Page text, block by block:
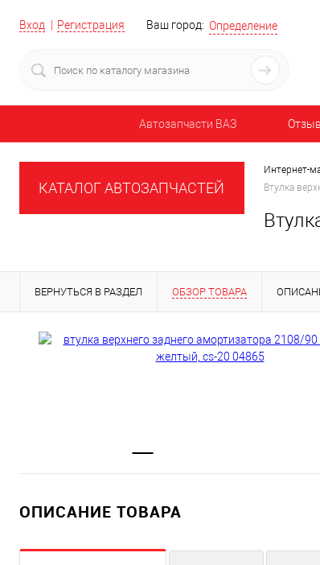
Вход Регистрация Ваш город: Определение
Автозапчасти ВАЗ
КАТАЛОГ АВТОЗАПЧАСТЕЙ
Интернет-
Втулка
ВЕРНУТЬСЯ В РАЗДЕЛ ОБЗОР ТОВАРА
ОПИСАНИЕ ТОВАРА